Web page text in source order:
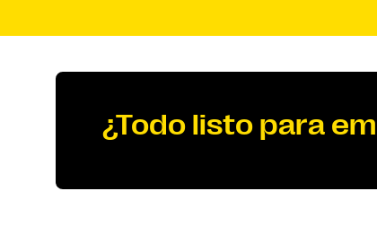
¿Todo listo para